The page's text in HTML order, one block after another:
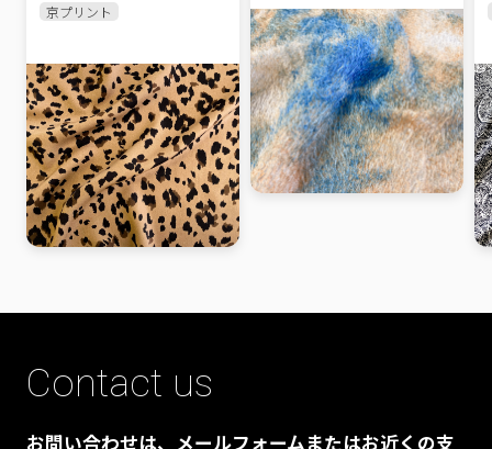
京プリント
Contact us
お問い合わせは、メールフォームまたはお近くの支